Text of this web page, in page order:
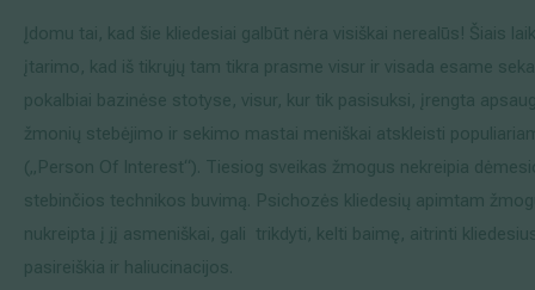
Įdomu tai, kad šie kliedesiai galbūt nėra visiškai nerealūs! Šiais
įtarimo, kad iš tikrųjų tam tikra prasme visur ir visada esame
pokalbiai bazinėse stotyse, visur, kur tik pasisuksi, įrengta
žmonių stebėjimo ir sekimo mastai meniškai atskleisti
(„Person Of Interest“). Tiesiog sveikas žmogus nekreipia
stebinčios technikos buvimą. Psichozės kliedesių apimtam
nukreipta į jį asmeniškai, gali trikdyti, kelti baimę, aitrinti
pasireiškia ir haliucinacijos.